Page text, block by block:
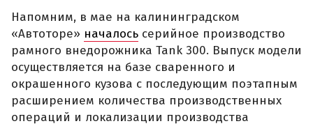
Напомним, в мае на калининградском
«Автоторе» началось серийное производство
рамного внедорожника Tank 300. Выпуск модели
осуществляется на базе сваренного и
окрашенного кузова с последующим поэтапным
расширением количества производственных
операций и локализации производства